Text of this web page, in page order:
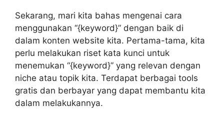
Sekarang, mari kita bahas mengenai cara
menggunakan “{keyword}” dengan baik di
dalam konten website kita. Pertama-tama, kita
perlu melakukan riset kata kunci untuk
menemukan “{keyword}” yang relevan dengan
niche atau topik kita. Terdapat berbagai tools
gratis dan berbayar yang dapat membantu kita
dalam melakukannya.